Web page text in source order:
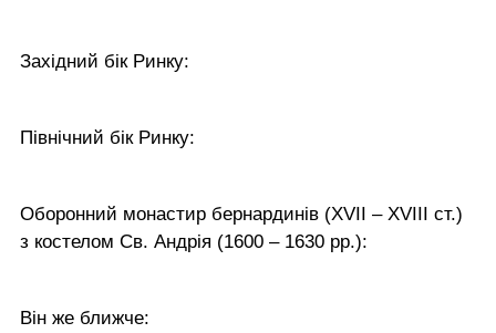
Західний бік Ринку:
Північний бік Ринку:
Оборонний монастир бернардинів (XVII – XVIII ст.)
з костелом Св. Андрія (1600 – 1630 рр.):
Він же ближче: